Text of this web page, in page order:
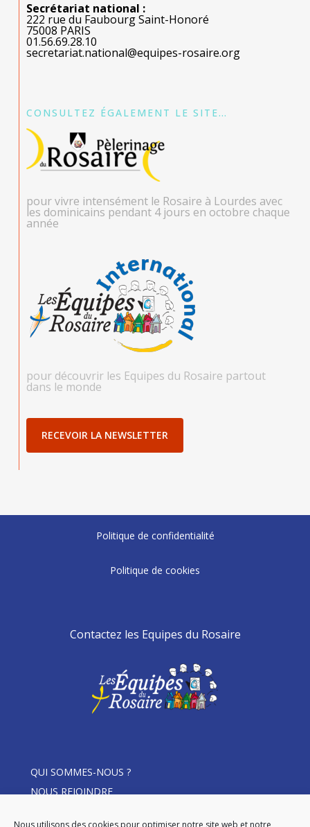
Nous utilisons des cookies pour optimiser notre site web et notre
Secrétariat national :
222 rue du Faubourg Saint-Honoré
75008 PARIS
01.56.69.28.10
secretariat.national@equipes-rosaire.org
CONSULTEZ ÉGALEMENT LE SITE…
pour vivre intensément le Rosaire à Lourdes avec
les dominicains pendant 4 jours en octobre chaque
année
pour découvrir les Equipes du Rosaire partout
dans le monde
RECEVOIR LA NEWSLETTER
Politique de confidentialité
Politique de cookies
Contactez les Equipes du Rosaire
QUI SOMMES-NOUS ?
NOUS REJOINDRE